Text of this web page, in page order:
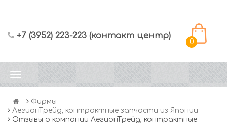
+7 (3952) 223-223 (контакт центр)
0
Фирмы
ЛегионТрейд, контрактные запчасти из Японии
Отзывы о компании ЛегионТрейд, контрактные